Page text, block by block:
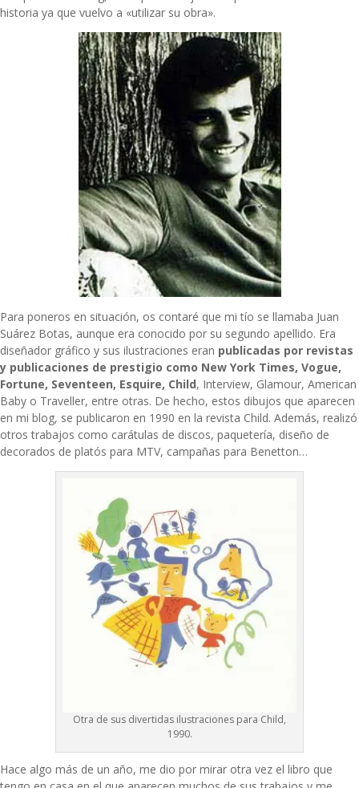
historia ya que vuelvo a «utilizar su obra».
Para poneros en situación, os contaré que mi tío se llamaba Juan
Suárez Botas, aunque era conocido por su segundo apellido. Era
diseñador gráfico y sus ilustraciones eran publicadas por revistas
y publicaciones de prestigio como New York Times, Vogue,
Fortune, Seventeen, Esquire, Child, Interview, Glamour, American
Baby o Traveller, entre otras. De hecho, estos dibujos que aparecen
en mi blog, se publicaron en 1990 en la revista Child. Además, realizó
otros trabajos como carátulas de discos, paquetería, diseño de
decorados de platós para MTV, campañas para Benetton…
Otra de sus divertidas ilustraciones para Child,
1990.
Hace algo más de un año, me dio por mirar otra vez el libro que